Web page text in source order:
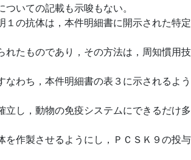
ついての記載も示唆もない。
１の抗体は，本件明細書に開示された特定
れたものであり，その方法は，周知慣用技
なわち，本件明細書の表３に示されるよう
立し，動物の免疫システムにできるだけ多
を作製させるようにし，ＰＣＳＫ９の投与